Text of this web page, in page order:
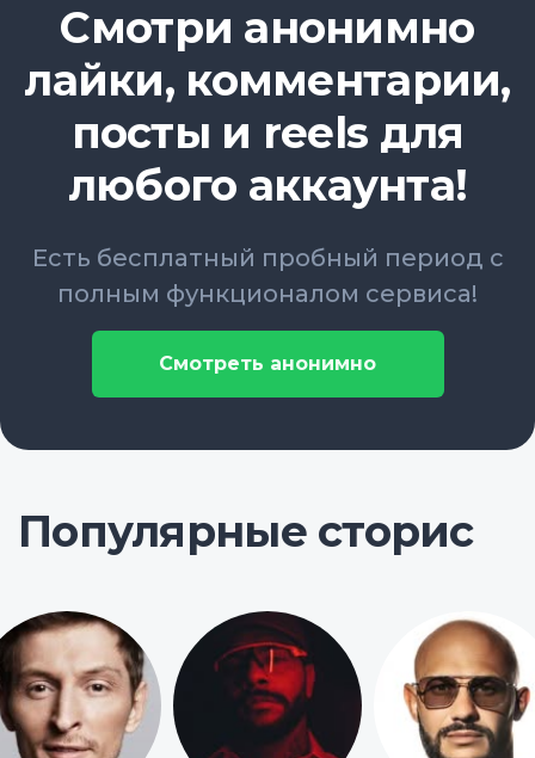
Смотри анонимно
лайки, комментарии,
посты и reels для
любого аккаунта!
Есть бесплатный пробный период с
полным функционалом сервиса!
Смотреть анонимно
Популярные сторис